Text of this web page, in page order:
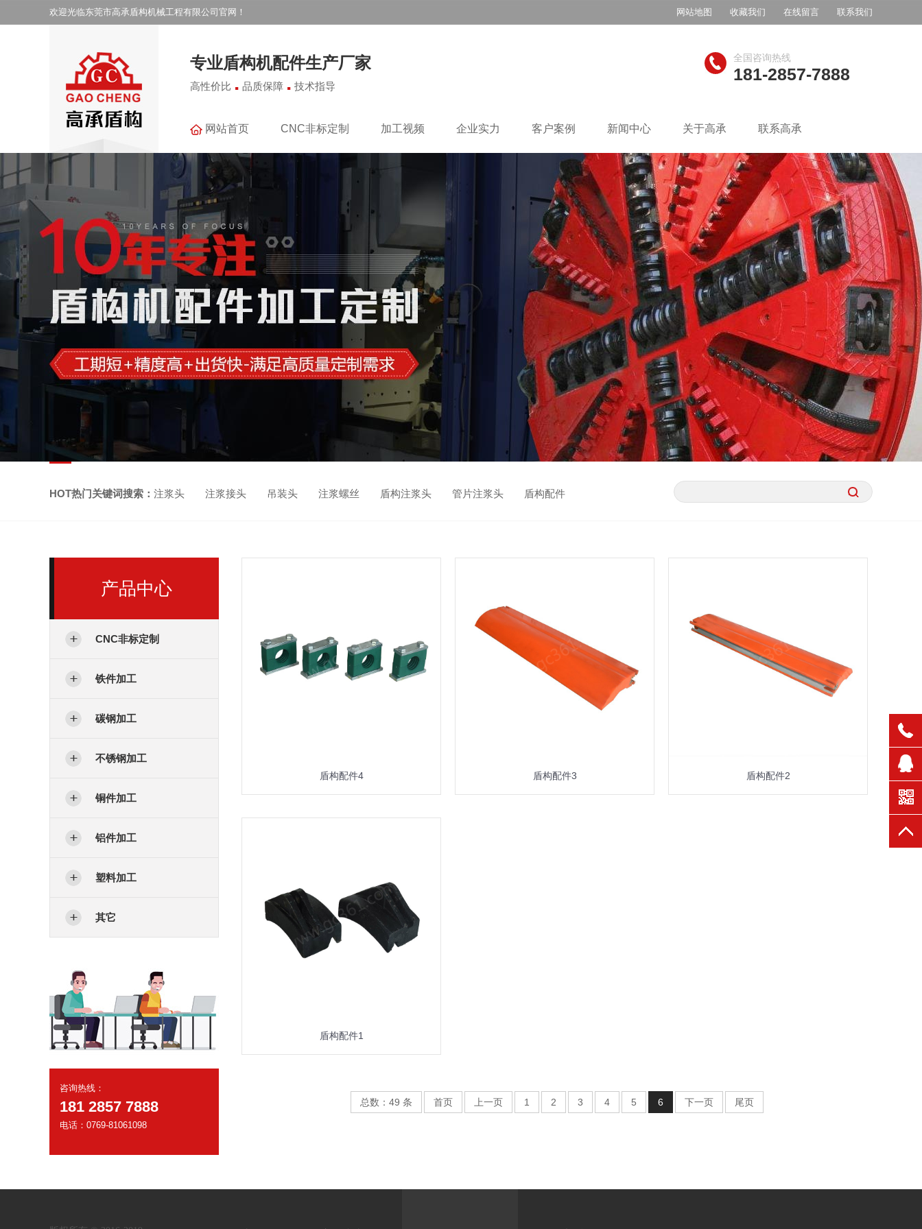
欢迎光临东莞市高承盾构机械工程有限公司官网！ 网站地图 收藏我们 在线留言 联系我们
专业盾构机配件生产厂家
高性价比 . 品质保障 . 技术指导
全国咨询热线
181-2857-7888
网站首页 CNC非标定制 加工视频 企业实力 客户案例 新闻中心 关于高承 联系高承
HOT热门关键词搜索： 注浆头 注浆接头 吊装头 注浆螺丝 盾构注浆头 管片注浆头 盾构配件
产品中心
CNC非标定制
铁件加工
碳钢加工
不锈钢加工
铜件加工
铝件加工
塑料加工
其它
咨询热线：
181 2857 7888
电话：0769-81061098
盾构配件4 盾构配件3 盾构配件2
盾构配件1
总数：49 条 首页 上一页 1 2 3 4 5 6 下一页 尾页